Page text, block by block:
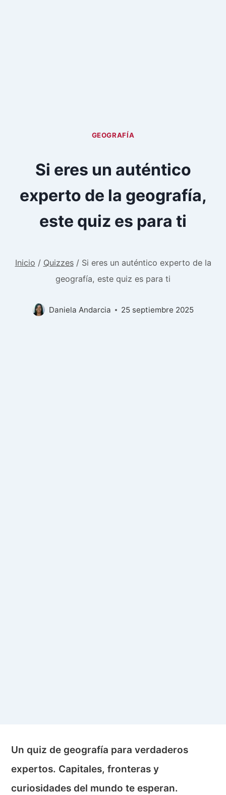
GEOGRAFÍA
Si eres un auténtico
experto de la geografía,
este quiz es para ti
Inicio / Quizzes / Si eres un auténtico experto de la
geografía, este quiz es para ti
Daniela Andarcia 25 septiembre 2025
Un quiz de geografía para verdaderos
expertos. Capitales, fronteras y
curiosidades del mundo te esperan.